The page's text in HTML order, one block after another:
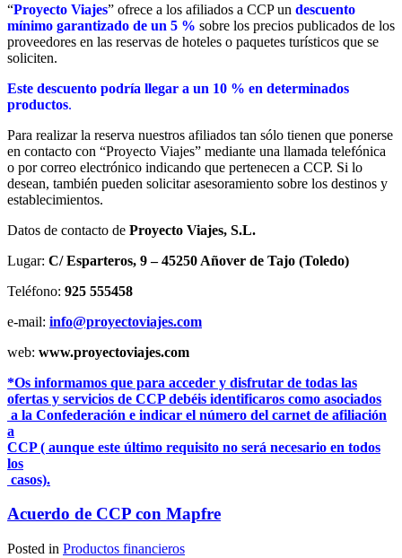
“Proyecto Viajes” ofrece a los afiliados a CCP un descuento
mínimo garantizado de un 5 % sobre los precios publicados de los
proveedores en las reservas de hoteles o paquetes turísticos que se
soliciten.
Este descuento podría llegar a un 10 % en determinados
productos.
Para realizar la reserva nuestros afiliados tan sólo tienen que ponerse
en contacto con “Proyecto Viajes” mediante una llamada telefónica
o por correo electrónico indicando que pertenecen a CCP. Si lo
desean, también pueden solicitar asesoramiento sobre los destinos y
establecimientos.
Datos de contacto de Proyecto Viajes, S.L.
Lugar: C/ Esparteros, 9 – 45250 Añover de Tajo (Toledo)
Teléfono: 925 555458
e-mail: info@proyectoviajes.com
web: www.proyectoviajes.com
*Os informamos que para acceder y disfrutar de todas las
ofertas y servicios de CCP debéis identificaros como asociados
a la Confederación e indicar el número del carnet de afiliación
a
CCP ( aunque este último requisito no será necesario en todos
los
casos).
Acuerdo de CCP con Mapfre
Posted in Productos financieros